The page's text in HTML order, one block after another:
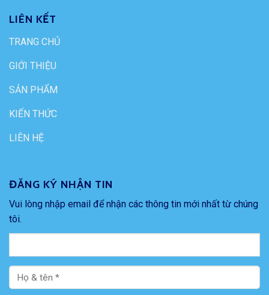
LIÊN KẾT
TRANG CHỦ
GIỚI THIỆU
SẢN PHẨM
KIẾN THỨC
LIÊN HỆ
ĐĂNG KÝ NHẬN TIN
Vui lòng nhập email để nhận các thông tin mới nhất từ chúng
tôi.